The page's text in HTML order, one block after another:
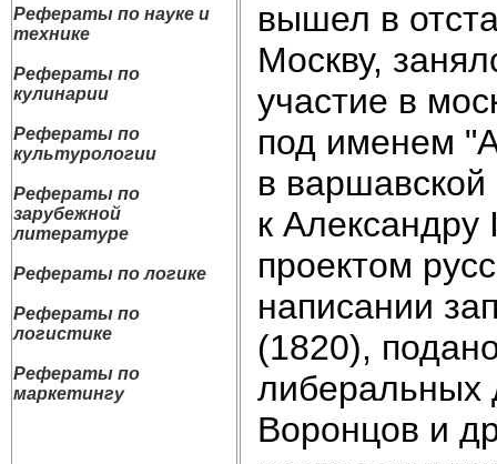
Рефераты по науке и
технике
Рефераты по
кулинарии
Рефераты по
культурологии
Рефераты по
зарубежной
литературе
Рефераты по логике
Рефераты по
логистике
Рефераты по
маркетингу
вышел в
Москву,
участие в
под именем
в
к
проектом
написании
(1820),
либеральных
Воронцов и